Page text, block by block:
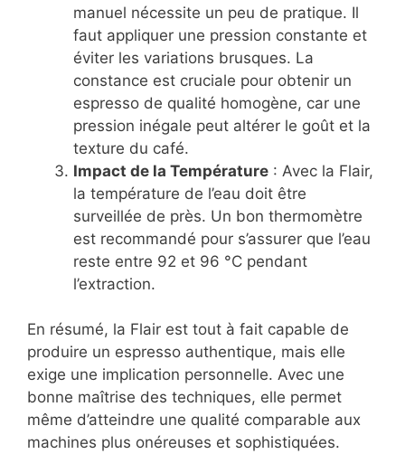
manuel nécessite un peu de pratique. Il
faut appliquer une pression constante et
éviter les variations brusques. La
constance est cruciale pour obtenir un
espresso de qualité homogène, car une
pression inégale peut altérer le goût et la
texture du café.
Impact de la Température : Avec la Flair,
la température de l’eau doit être
surveillée de près. Un bon thermomètre
est recommandé pour s’assurer que l’eau
reste entre 92 et 96 °C pendant
l’extraction.
En résumé, la Flair est tout à fait capable de
produire un espresso authentique, mais elle
exige une implication personnelle. Avec une
bonne maîtrise des techniques, elle permet
même d’atteindre une qualité comparable aux
machines plus onéreuses et sophistiquées.